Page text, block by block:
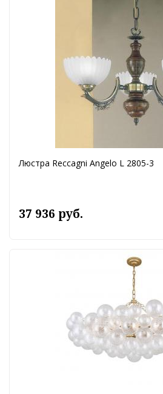
Люстра Reccagni Angelo L 2805-3
37 936 руб.